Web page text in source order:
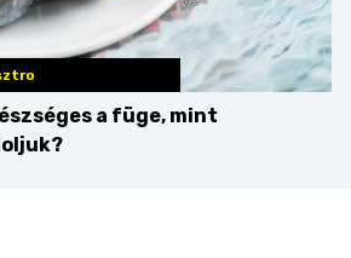
a füge, mint